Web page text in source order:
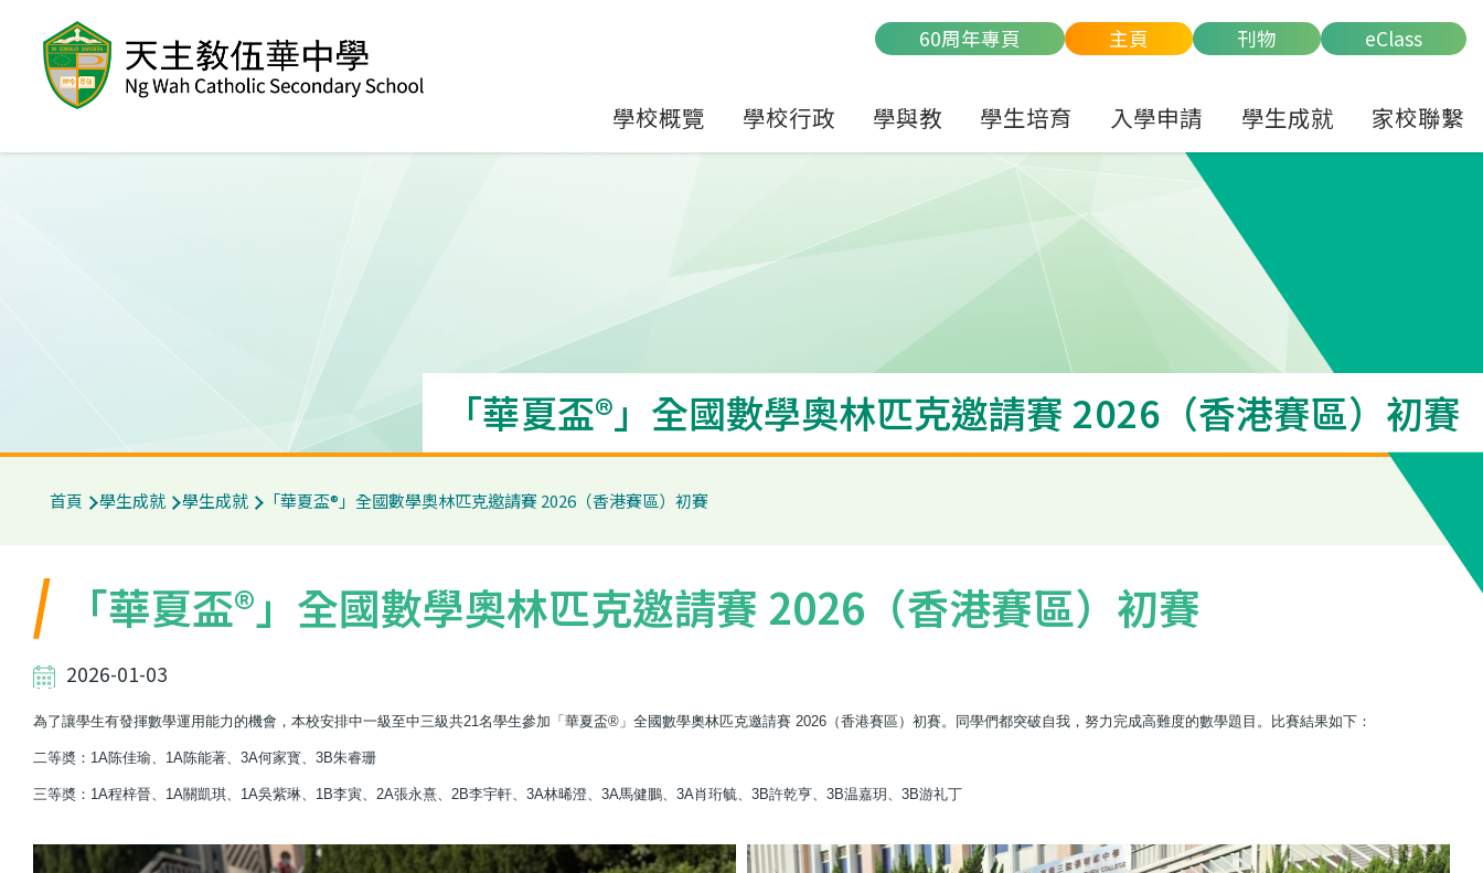
移至主內容
60周年專頁
主頁 刊物 eClass
學校概覽 學校行政 學與教 學生培育 入學申請 學生成就 家校聯繫
「華夏盃®」全國數學奧林匹克邀請賽 2026（香港賽區）初賽
航
首頁 學生成就 學生成就 「華夏盃®」全國數學奧林匹克邀請賽 2026（香港賽區）初賽
「華夏盃®」全國數學奧林匹克邀請賽 2026（香港賽區）初賽
2026-01-03
為了讓學生有發揮數學運用能力的機會，本校安排中一級至中三級共21名學生參加「華夏盃®」全國數學奧林匹克邀請賽 2026（香港賽區）初賽。同學們都突破自我，努力完成高難度的數學題目。比賽結果如下：
二等奬：1A陈佳瑜、1A陈能著、3A何家寳、3B朱睿珊
三等奬：1A程梓晉、1A關凱琪、1A吳紫琳、1B李寅、2A張永熹、2B李宇軒、3A林晞澄、3A馬健鵬、3A肖珩毓、3B許乾亨、3B温嘉玥、3B游礼丁